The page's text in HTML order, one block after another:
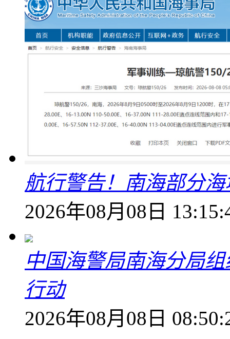
航行警告！南海部分
2026年08月08日
中国海警局南海分局
行动
2026年08月08日